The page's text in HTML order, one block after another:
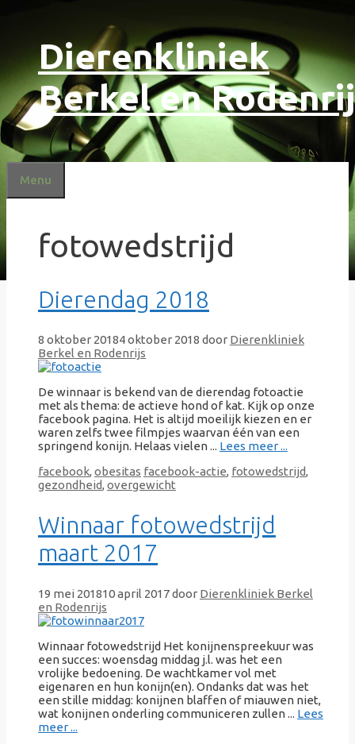
inhoud
Dierenkliniek
Berkel en
Menu
fotowedstrijd
Dierendag 2018
8 oktober 20184 oktober 2018 door Dierenkliniek
Berkel en Rodenrijs
De winnaar is bekend van de dierendag fotoactie
met als thema: de actieve hond of kat. Kijk op onze
facebook pagina. Het is altijd moeilijk kiezen en er
waren zelfs twee filmpjes waarvan één van een
springend konijn. Helaas vielen ... Lees meer ...
Categorieën
facebook, obesitas Tags
facebook-actie, fotowedstrijd,
gezondheid, overgewicht
Winnaar fotowedstrijd
maart 2017
19 mei 201810 april 2017door Dierenkliniek Berkel
en Rodenrijs
Winnaar fotowedstrijd Het konijnenspreekuur was
een succes: woensdag middag j.l. was het een
vrolijke bedoening. De wachtkamer vol met
eigenaren en hun konijn(en). Ondanks dat was het
een stille middag: konijnen blaffen of miauwen niet,
wat konijnen onderling communiceren zullen ... Lees
meer ...